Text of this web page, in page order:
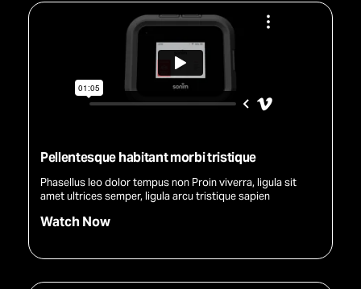
Pellentesque habitant morbi tristique
Phasellus leo dolor tempus non Proin viverra, ligula sit
amet ultrices semper, ligula arcu tristique sapien
Watch Now